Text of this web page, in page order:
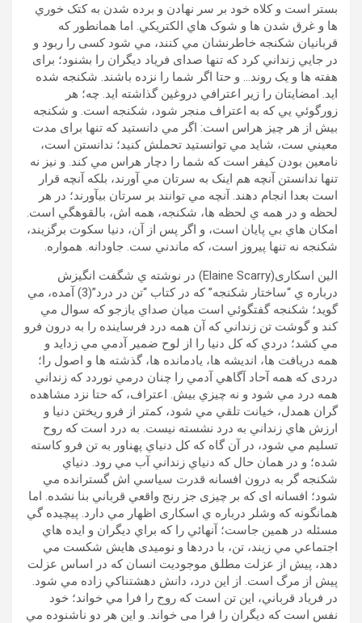
بستر است و کلاه خود بر سر نهادن و برده شدن به کتک خوري
ها و غرق شدن ها و شوک هاي الکتريکي. اما همانطور که
قربانيان شکنجه خاطرنشان مي کنند، مي شود کسی را ربود و
در جايي زنداني کرد که تنها صدای فرياد ديگران را بشنود؛ برای
هفته ها و يک روند… و حتا اگر شما را نزده باشند. شکنجه شده
ايد. امضايتان را زير اعترافي دروغين گذاشته ايد. چه؛ هر
زورگوئي يي که به اعتراف منجر شود، شکنجه است. و شکنجه
بيش از هر چيز هراس است: اگر مي دانستيد که تنها برای مدت
معيني ست، شايد مي توانستيد تحملش کنيد؛ ندانستن است،
نامعين بودن کيفر است که شما را دچار هراس مي کند. و نيز نه
تنها ندانستن آنچه هم اينک به سرتان مي آورند، بلکه آنچه قرار
است بعدا انجام دهند. آنچه مي توانند بر سرتان بيآورند؛ در هر
لحظه و در همه ي لحظه ها، شکنجه، همه اش، بالقوهگي است.
امکان هاي بي پايان است، و اگر پس از آن، دنيا سکوت برگزيند،
شکنجه نه تنها پيروز است، که ماندني ست. جاودانه. همواره.
الين اسکاری(Elaine Scarry) در نوشته ي شگفت انگيزش
درباره ي “ساختار شکنجه” که در کتاب “تن در درد”(3) آمده، مي
گويد؛ شکنجه گفتگوئي است ميان صداي یازجو که سوال مي
کند و گوشت تن زنداني که آن همه درد فرساينده را به درون فرو
مي کشد؛ دردي که کل دنيا را از لوح ضمير آدمي مي زدايد و
همه دريافت ها، انديشه ها، یادمانده ها، گذشته ها و اصول را؛
دردی که همه آحاد آگاهي آدمي را چنان درمي نوردد که زنداني
همه درد مي شود و نه چيزي بيش. اعتراف، که حتا نزد مشاهده
گران همدل، خيانت تلقي مي شود، کمتر از فرو ريختن دنيا و
ارزش هاي زنداني به درد نشسته نيست. به درد است که روح
تسليم مي شود، در آن گاه که کل دنياي پهناور به تن فرو کاسته
شده؛ و در همان حال که دنياي زنداني آب مي رود. دنياي
شکنجه گر به درون افسانه قدرت سياسي اش گسترانده مي
شود؛ افسانه ای که بر چيزی جز رنج واقعي قرباني بنا نشده. اما
همانگونه که وشلر درباره ي اسکاری اظهار مي دارد. پیچيده گي
مسئله در همين جاست؛ آنهائي را که براي ديگران و ايده هاي
اجتماعي مي زيند، تن، با دردها و نوميدی هايش شکست مي
دهد، پيش از عزلت مطلق موجوديت انسان که در اساس عزلت
پيش از مرگ است. از اين درد، دانش دهشتناکي زاده مي شود.
در فرياد قرباني، اين تن است که روح را فرا مي خواند؛ خود
نفس است که ديگران را فرا می خواند. و اين هر دو ناشنوده مي